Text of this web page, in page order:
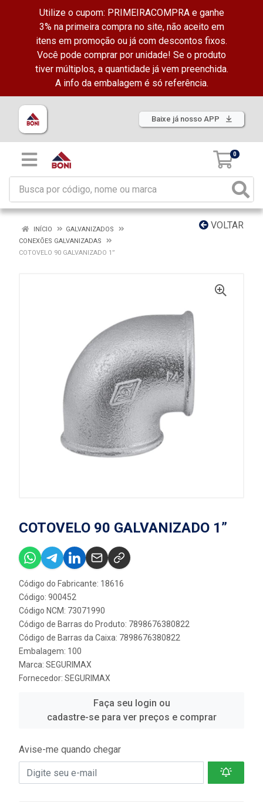
Utilize o cupom: PRIMEIRACOMPRA e ganhe
3% na primeira compra no site, não aceito em
itens em promoção ou já com descontos fixos.
Você pode comprar por unidade! Se o produto
tiver múltiplos, a quantidade já vem preenchida.
A info da embalagem é só referência.
Baixe já nosso APP
0
VOLTAR
INÍCIO
GALVANIZADOS
CONEXÕES GALVANIZADAS
COTOVELO 90 GALVANIZADO 1”
COTOVELO 90 GALVANIZADO 1”
Código do Fabricante: 18616
Código: 900452
Código NCM: 73071990
Código de Barras do Produto: 7898676380822
Código de Barras da Caixa: 7898676380822
Embalagem: 100
Marca: SEGURIMAX
Fornecedor: SEGURIMAX
Faça seu login ou
cadastre-se para ver preços e comprar
Avise-me quando chegar